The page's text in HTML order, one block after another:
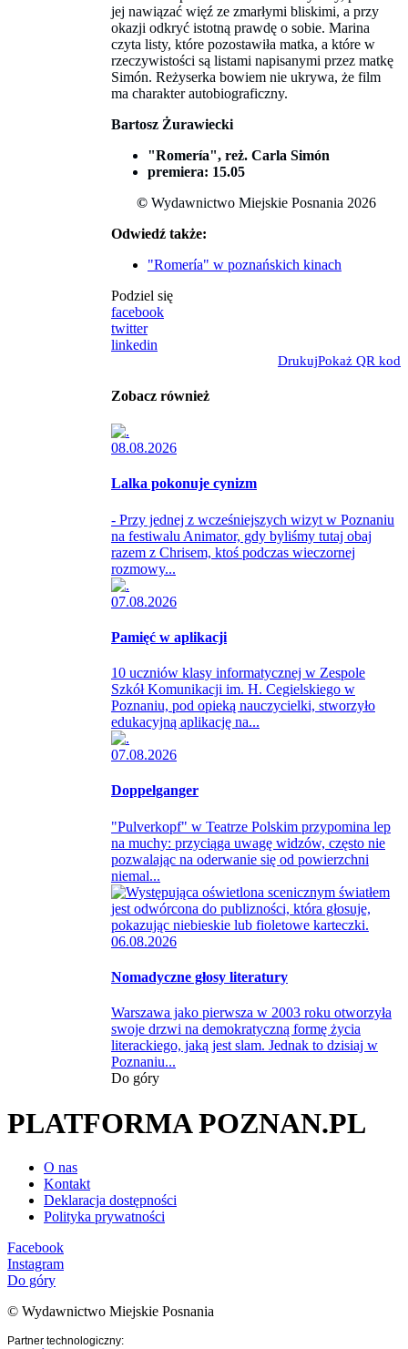
jej nawiązać więź ze zmarłymi bliskimi, a przy
okazji odkryć istotną prawdę o sobie. Marina
czyta listy, które pozostawiła matka, a które w
rzeczywistości są listami napisanymi przez matkę
Simón. Reżyserka bowiem nie ukrywa, że film
ma charakter autobiograficzny.
Bartosz Żurawiecki
"Romería", reż. Carla Simón
premiera: 15.05
©Wydawnictwo Miejskie Posnania 2026
Odwiedź także:
"Romería" w poznańskich kinach
Podziel się
facebook
twitter
linkedin
DrukujPokaż QR kod
Zobacz również
08.08.2026
Lalka pokonuje cynizm
- Przy jednej z wcześniejszych wizyt w Poznaniu
na festiwalu Animator, gdy byliśmy tutaj obaj
razem z Chrisem, ktoś podczas wieczornej
rozmowy...
07.08.2026
Pamięć w aplikacji
10 uczniów klasy informatycznej w Zespole
Szkół Komunikacji im. H. Cegielskiego w
Poznaniu, pod opieką nauczycielki, stworzyło
edukacyjną aplikację na...
07.08.2026
Doppelganger
"Pulverkopf" w Teatrze Polskim przypomina lep
na muchy: przyciąga uwagę widzów, często nie
pozwalając na oderwanie się od powierzchni
niemal...
06.08.2026
Nomadyczne głosy literatury
Warszawa jako pierwsza w 2003 roku otworzyła
swoje drzwi na demokratyczną formę życia
literackiego, jaką jest slam. Jednak to dzisiaj w
Poznaniu...
Do góry
PLATFORMA POZNAN.PL
O nas
Kontakt
Deklaracja dostępności
Polityka prywatności
Facebook
Instagram
Do góry
© Wydawnictwo Miejskie Posnania
Partner technologiczny: